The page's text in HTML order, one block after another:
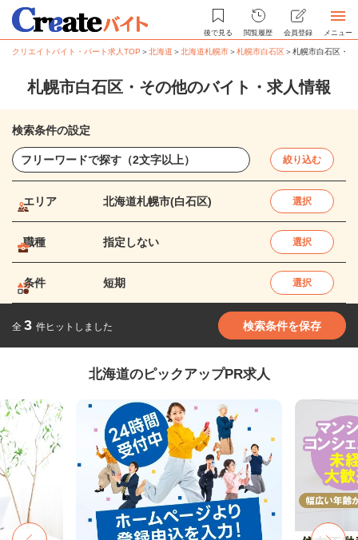
後で見る 閲覧履歴 会員登録 メニュー
クリエイトバイト・パート求人TOP ＞北海道 ＞北海道札幌市＞札幌市白石区＞札幌市白石区・
札幌市白石区・その他のバイト・求人情報
検索条件の設定
絞り込む
エリア 北海道札幌市(白石区) 選択
職種 指定しない 選択
条件 短期 選択
全 3 件ヒットしました 検索条件を保存
北海道のピックアップPR求人